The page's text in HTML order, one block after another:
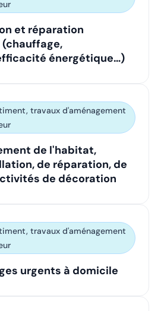
et réparation
énergétique…)
travaux d'aménagement
de l'habitat,
de réparation, de
de décoration
travaux d'aménagement
urgents à domicile